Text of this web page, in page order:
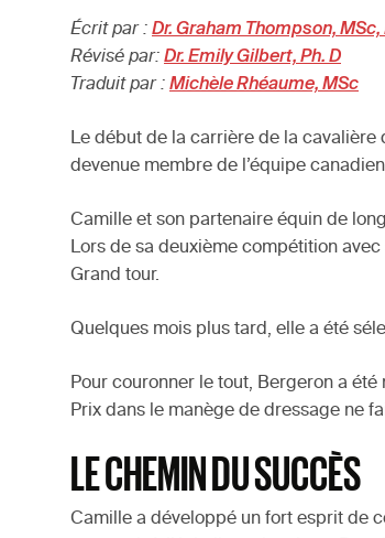
Écrit par : Dr. Graham Thompson, MSc,
Révisé par: Dr. Emily Gilbert, Ph. D
Traduit par : Michèle Rhéaume, MSc
Le début de la carrière de la cavalière
devenue membre de l’équipe
Camille et son partenaire équin de
Lors de sa deuxième compétition avec
Grand tour.
Quelques mois plus tard, elle a été
Pour couronner le tout, Bergeron a été
Prix dans le manège de dressage ne
LE CHEMIN DU SUCCÈS
Camille a développé un fort esprit de